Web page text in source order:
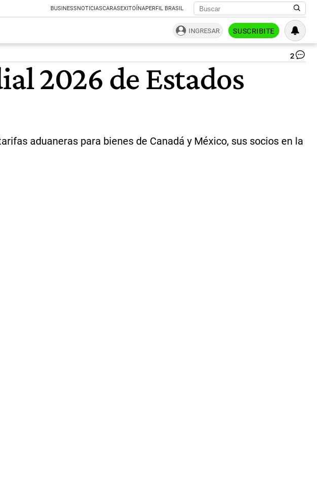
BUSINESSNOTICIASCARASEXITOÍNAPERFIL BRASIL
INGRESAR SUSCRIBITE
2
2026 de Estados
aduaneras para bienes de Canadá y México, sus socios en la